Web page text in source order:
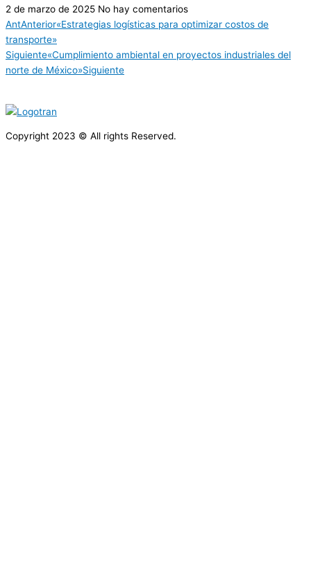
2 de marzo de 2025 No hay comentarios
AntAnterior«Estrategias logísticas para optimizar costos de
transporte»
Siguiente«Cumplimiento ambiental en proyectos industriales del
norte de México»Siguiente
Copyright 2023 © All rights Reserved.